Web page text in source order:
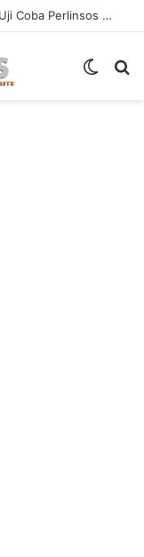
Sukses Tekan Bansos Salah Sasaran, Uji Coba Perlinsos Digital di Surabaya Hampir 100 Persen
Switch